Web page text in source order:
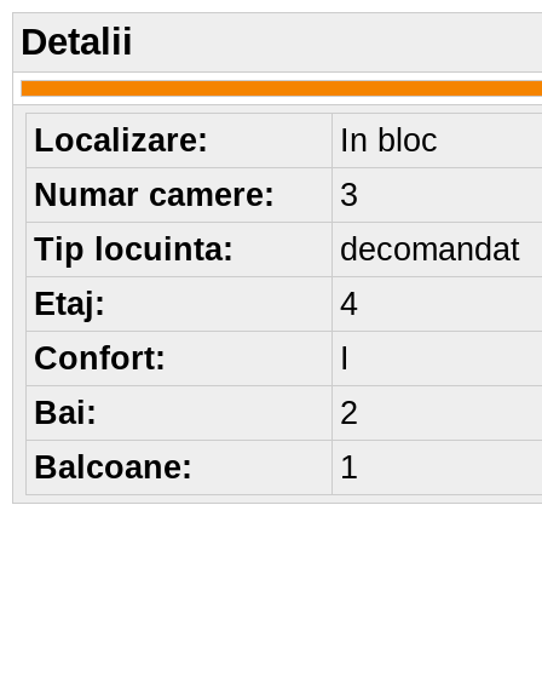
Detalii
Localizare:
In bloc
Numar camere:
3
Tip locuinta:
decomandat
Etaj:
4
Confort:
I
Bai:
2
Balcoane:
1